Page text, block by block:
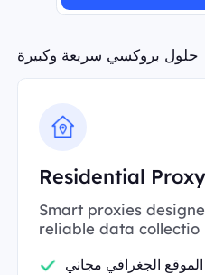
حلول بروكسي سريعة وكبيرة
Residential Proxy
Smart proxies
reliable data collectio
الموقع الجغرافي مجاني